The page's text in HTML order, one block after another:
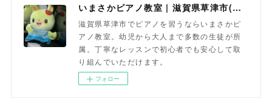
いまさかピアノ教室 | 滋賀県草津市(南草津)のピアノ教室
滋賀県草津市でピアノを習うならいまさかピ
アノ教室。幼児から大人まで多数の生徒が所
属。丁寧なレッスンで初心者でも安心して取
り組んでいただけます。
フォロー